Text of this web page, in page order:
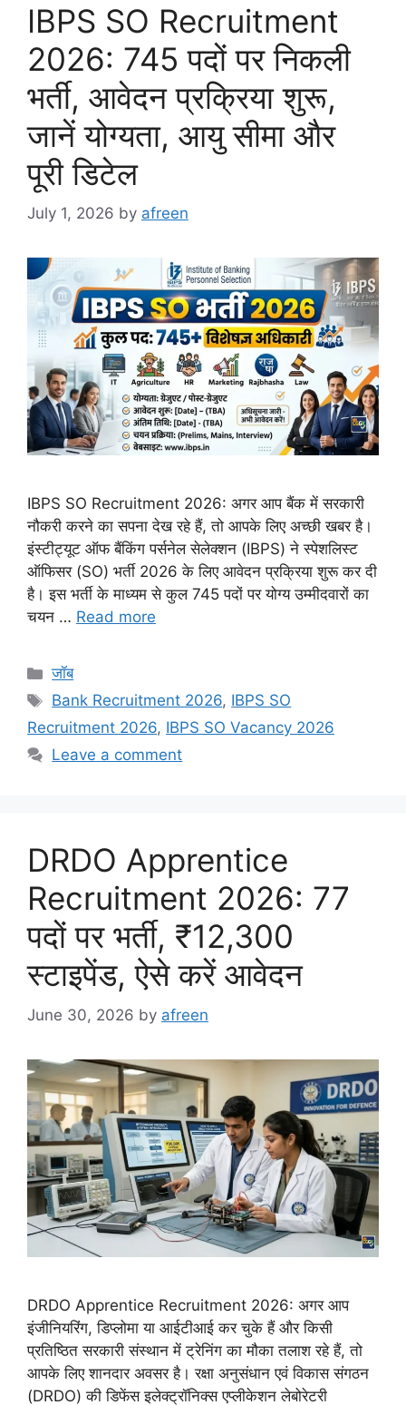
IBPS SO Recruitment
2026: 745 पदों पर निकली
भर्ती, आवेदन प्रक्रिया शुरू,
जानें योग्यता, आयु सीमा और
पूरी डिटेल
July 1, 2026 by afreen
IBPS SO Recruitment 2026: अगर आप बैंक में सरकारी
नौकरी करने का सपना देख रहे हैं, तो आपके लिए अच्छी खबर है।
इंस्टीट्यूट ऑफ बैंकिंग पर्सनेल सेलेक्शन (IBPS) ने स्पेशलिस्ट
ऑफिसर (SO) भर्ती 2026 के लिए आवेदन प्रक्रिया शुरू कर दी
है। इस भर्ती के माध्यम से कुल 745 पदों पर योग्य उम्मीदवारों का
चयन … Read more
Categories
जॉब
Tags
Bank Recruitment 2026, IBPS SO
Recruitment 2026, IBPS SO Vacancy 2026
Leave a comment
DRDO Apprentice
Recruitment 2026: 77
पदों पर भर्ती, ₹12,300
स्टाइपेंड, ऐसे करें आवेदन
June 30, 2026 by afreen
DRDO Apprentice Recruitment 2026: अगर आप
इंजीनियरिंग, डिप्लोमा या आईटीआई कर चुके हैं और किसी
प्रतिष्ठित सरकारी संस्थान में ट्रेनिंग का मौका तलाश रहे हैं, तो
आपके लिए शानदार अवसर है। रक्षा अनुसंधान एवं विकास संगठन
(DRDO) की डिफेंस इलेक्ट्रॉनिक्स एप्लीकेशन लेबोरेटरी